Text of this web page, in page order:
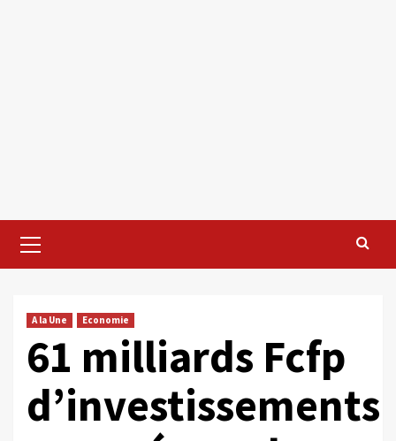
Menu
A la Une Economie
61 milliards Fcfp
d’investissements